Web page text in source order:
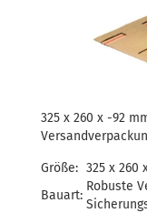
325 x 260 x -92
Größe: 325 x 260
Bauart:
Robuste